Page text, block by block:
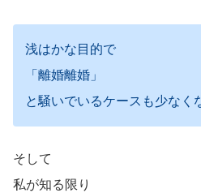
浅はかな目的で
「離婚離婚」
と騒いでいるケースも少なく
そして
私が知る限り